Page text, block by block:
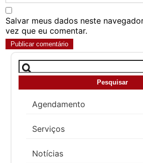
Salvar meus dados neste
vez que eu comentar.
Agendamento
Serviços
Notícias